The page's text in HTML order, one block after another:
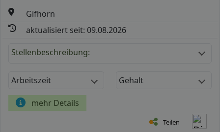
Gifhorn
aktualisiert seit: 09.08.2026
Stellenbeschreibung:
Arbeitszeit Gehalt
mehr Details
Teilen